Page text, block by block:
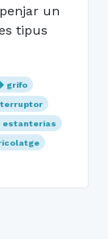
un
tipus
grifo
estanterias